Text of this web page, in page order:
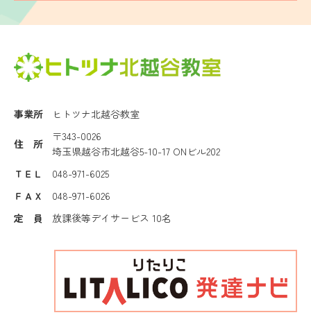
事業所 ヒトツナ北越谷教室
住 所
〒343-0026
埼玉県越谷市北越谷5-10-17 ONビル202
ＴＥＬ
048-971-6025
ＦＡＸ
048-971-6026
定 員
放課後等デイサービス 10名